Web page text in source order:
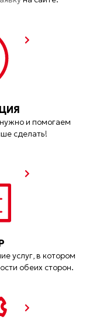
и помогаем
сделать!
услуг, в котором
обеих сторон.